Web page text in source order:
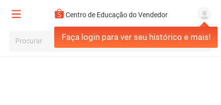
Centro de Educação do Vendedor
Faça login para ver seu histórico e mais!